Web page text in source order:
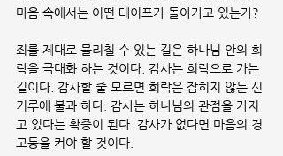
마음 속에서는 어떤 테이프가 돌아가고 있는가?
죄를 제대로 물리칠 수 있는 길은 하나님 안의 희
락을 극대화 하는 것이다. 감사는 희락으로 가는
길이다. 감사할 줄 모르면 희락은 잡히지 않는 신
기루에 불과 하다. 감사는 하나님의 관점을 가지
고 있다는 확증이 된다. 감사가 없다면 마음의 경
고등을 켜야 할 것이다.